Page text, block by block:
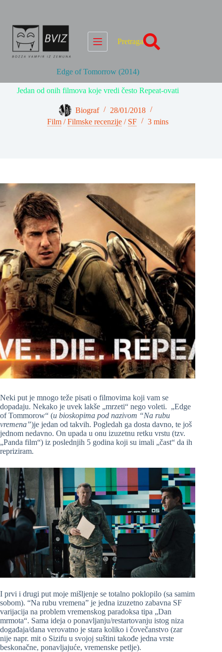
Pretraga
Edge of Tomorrow (2014)
Jedan od onih filmova koje vredi često Repeat-ovati
Biograf
28/01/2018
Film/Filmske recenzije/ SF 3 mins
Neki put je mnogo teže pisati o filmovima koji vam se
dopadaju. Nekako je uvek lakše „mrzeti“ nego voleti. „Edge
of Tommorow“ (u bioskopima pod nazivom “Na rubu
vremena”)je jedan od takvih. Pogledah ga dosta davno, te još
jednom nedavno. On upada u onu izuzetnu retku vrstu (tzv.
„Panda film“) iz poslednjih 5 godina koji su imali „čast“ da ih
repriziram.
I prvi i drugi put moje mišljenje se totalno poklopilo (sa samim
sobom). “Na rubu vremena” je jedna izuzetno zabavna SF
varijacija na problem vremenskog paradoksa tipa „Dan
mrmota“. Sama ideja o ponavljanju/restartovanju istog niza
događaja/dana verovatno je stara koliko i čovečanstvo (zar
nije napr. mit o Sizifu u svojoj suštini takođe jedna vrste
beskonačne, ponavljajuće, vremenske petlje).